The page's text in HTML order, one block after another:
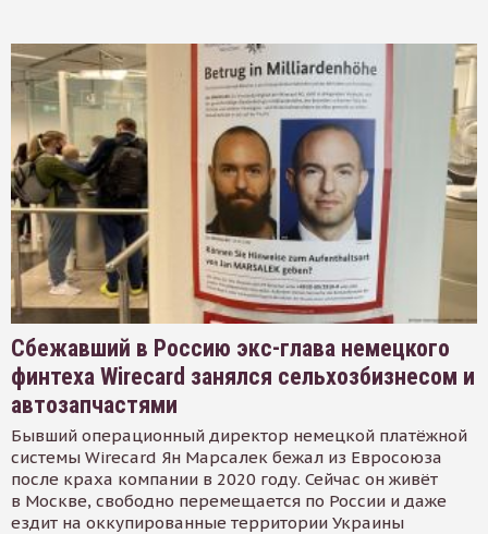
Сбежавший в Россию экс-глава немецкого
финтеха Wirecard занялся сельхозбизнесом и
автозапчастями
Бывший операционный директор немецкой платёжной
системы Wirecard Ян Марсалек бежал из Евросоюза
после краха компании в 2020 году. Сейчас он живёт
в Москве, свободно перемещается по России и даже
ездит на оккупированные территории Украины